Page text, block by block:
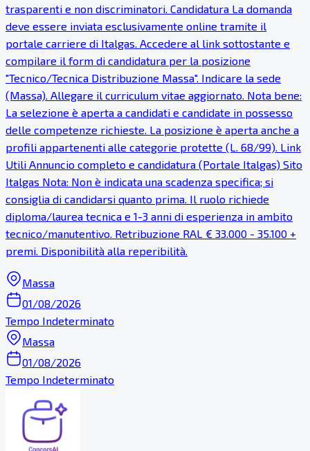
trasparenti e non discriminatori. Candidatura La domanda
deve essere inviata esclusivamente online tramite il
portale carriere di Italgas. Accedere al link sottostante e
compilare il form di candidatura per la posizione
"Tecnico/Tecnica Distribuzione Massa". Indicare la sede
(Massa). Allegare il curriculum vitae aggiornato. Nota bene:
La selezione è aperta a candidati e candidate in possesso
delle competenze richieste. La posizione è aperta anche a
profili appartenenti alle categorie protette (L. 68/99). Link
Utili Annuncio completo e candidatura (Portale Italgas) Sito
Italgas Nota: Non è indicata una scadenza specifica; si
consiglia di candidarsi quanto prima. Il ruolo richiede
diploma/laurea tecnica e 1-3 anni di esperienza in ambito
tecnico/manutentivo. Retribuzione RAL € 33.000 - 35.100 +
premi. Disponibilità alla reperibilità.
Massa
01/08/2026
Tempo Indeterminato
Massa
01/08/2026
Tempo Indeterminato